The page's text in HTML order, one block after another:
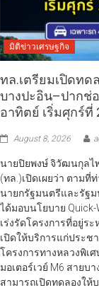
มิติข่าวเศรษฐกิจ
ทล.เตรียมเปิดทด
บางปะอิน–ปากช่
อาทิตย์ เริ่มศุกร์ที่
August 8, 2026
นายปิยพงษ์ จิวัฒนกุลไ
(ทล.)เปิดเผยว่า ตาม
นายกรัฐมนตรีและรัฐ
ได้มอบนโยบาย
เร่งรัดโครงการที่อยู่ร
เปิดให้บริการแก่ประช
โครงการทางหลวงพิเ
มอเตอร์เวย์ M6 สาย
สามารถเปิดทดลองให้